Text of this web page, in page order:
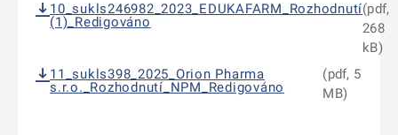
10_sukls246982_2023_EDUKAFARM_Rozhodnutí
(1)_Redigováno
(pdf,
268
kB)
11_sukls398_2025_Orion Pharma
s.r.o._Rozhodnutí_NPM_Redigováno
(pdf, 5
MB)